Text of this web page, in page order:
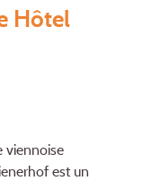
Hôtel
viennoise
est un